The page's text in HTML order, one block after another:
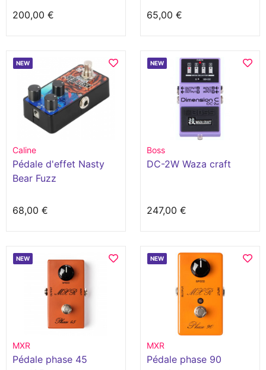
200,00 € 65,00 €
NEW
Caline
Pédale d'effet Nasty
Bear Fuzz
68,00 €
NEW
Boss
DC-2W Waza craft
247,00 €
NEW
MXR
Pédale phase 45
NEW
MXR
Pédale phase 90